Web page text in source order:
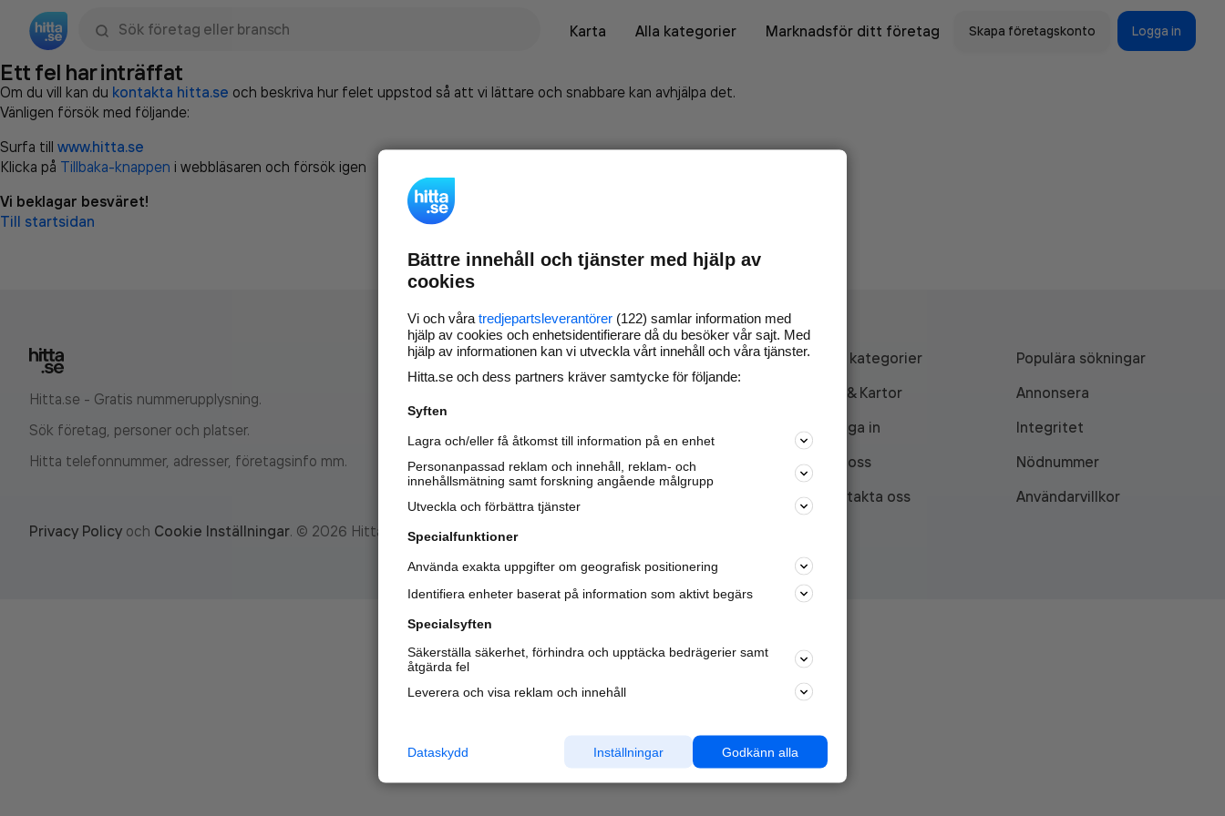
Karta
Alla kategorier Marknadsför ditt företag Skapa företagskonto Logga in
Ett fel har inträffat
Om du vill kan du kontakta hitta.se och beskriva hur felet uppstod så att vi lättare och snabbare kan avhjälpa det.
Vänligen försök med följande:
Surfa till www.hitta.se
Klicka på Tillbaka-knappen i webbläsaren och försök igen
Vi beklagar besväret!
Till startsidan
Hitta.se - Gratis nummerupplysning.
Sök företag, personer och platser.
Hitta telefonnummer, adresser, företagsinfo mm.
Marknadsför företaget på
nya kunder och
samarbetspartners nära dig.
Läs mer här
Alla kategorier
Populära sökningar
API & Kartor
Annonsera
Logga in
Integritet
Om oss
Nödnummer
Kontakta oss
Användarvillkor
Privacy Policy och Cookie Inställningar. © 2026 Hitta.se
Bättre innehåll och tjänster med hjälp av
cookies
Vi och våra tredjepartsleverantörer (122) samlar information med
hjälp av cookies och enhetsidentifierare då du besöker vår sajt. Med
hjälp av informationen kan vi utveckla vårt innehåll och våra tjänster.
Hitta.se och dess partners kräver samtycke för följande:
Syften
Lagra och/eller få åtkomst till information på en enhet
Personanpassad reklam och innehåll, reklam- och
innehållsmätning samt forskning angående målgrupp
Utveckla och förbättra tjänster
Specialfunktioner
Använda exakta uppgifter om geografisk positionering
Identifiera enheter baserat på information som aktivt begärs
Specialsyften
Säkerställa säkerhet, förhindra och upptäcka bedrägerier samt
åtgärda fel
Leverera och visa reklam och innehåll
Godkänn alla
Inställningar
Dataskydd